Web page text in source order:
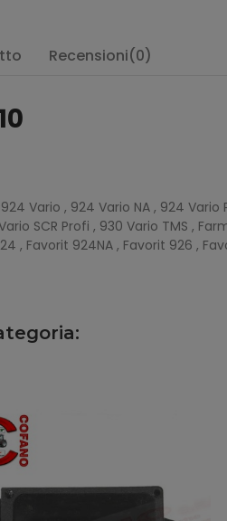
Recensioni(0)
Vario , 924 Vario NA , 924
SCR Profi , 930 Vario TMS ,
, Favorit 924NA , Favorit 926 ,